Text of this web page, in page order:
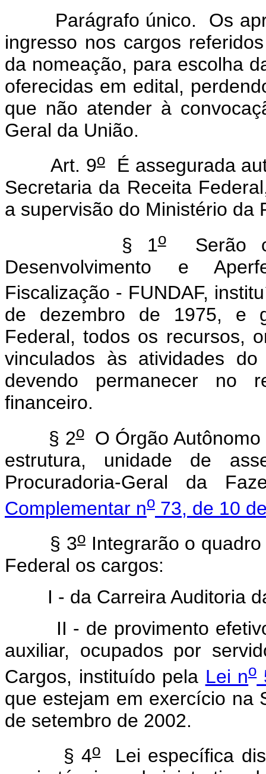
Parágrafo único. Os
ingresso nos cargos
da nomeação, para escolha
oferecidas em edital,
que não atender à
Geral da União.
Art. 9oÉ assegurada
Secretaria da Receita
a supervisão do Ministério da
§ 1oSerão
Desenvolvimento e
Fiscalização - FUNDAF,
de dezembro de 1975, e
Federal, todos os recursos,
vinculados às atividades
devendo permanecer no
financeiro.
§ 2oO Órgão Autônomo
estrutura, unidade de
Procuradoria-Geral da
Complementar no 73, de 10
§ 3o Integrarão o
Federal os cargos:
I - da Carreira Auditoria
II - de provimento efetivo,
auxiliar, ocupados por
Cargos, instituído pela Lei no
que estejam em exercício na
de setembro de 2002.
§ 4oLei específica